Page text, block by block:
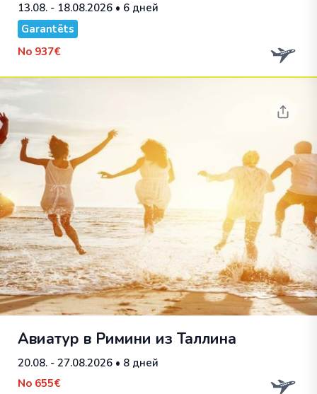
13.08. - 18.08.2026 • 6 дней
Garantēts
No 937€
Авиатур в Римини из Таллина
20.08. - 27.08.2026 • 8 дней
No 655€